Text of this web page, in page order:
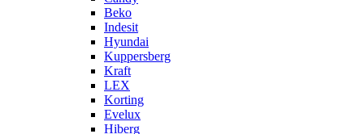
Beko
Indesit
Hyundai
Kuppersberg
Kraft
LEX
Korting
Evelux
Hiberg